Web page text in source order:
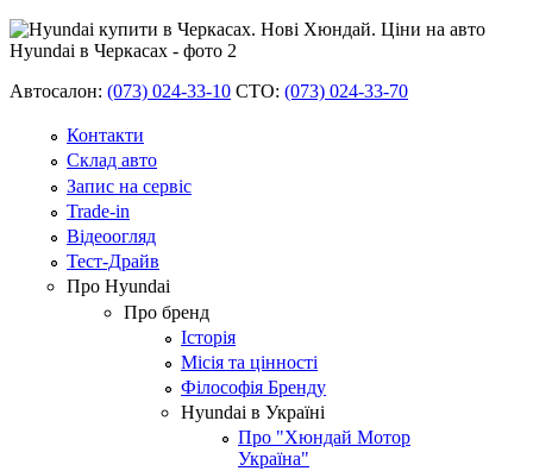
Автосалон: (073) 024-33-10 СТО: (073) 024-33-70
Контакти
Склад авто
Запис на сервіс
Trade-in
Відеоогляд
Тест-Драйв
Про Hyundai
Про бренд
Історія
Місія та цінності
Філософія Бренду
Hyundai в Україні
Про "Хюндай Мотор
Україна"